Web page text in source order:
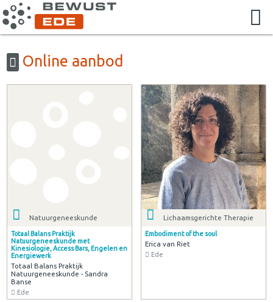
Online aanbod
Natuurgeneeskunde
Totaal Balans Praktijk
Natuurgeneeskunde met
Kinesiologie, Access Bars, Engelen en
Energiewerk
Totaal Balans Praktijk
Natuurgeneeskunde - Sandra
Banse
Ede
Lichaamsgerichte Therapie
Embodiment of the soul
Erica van Riet
Ede